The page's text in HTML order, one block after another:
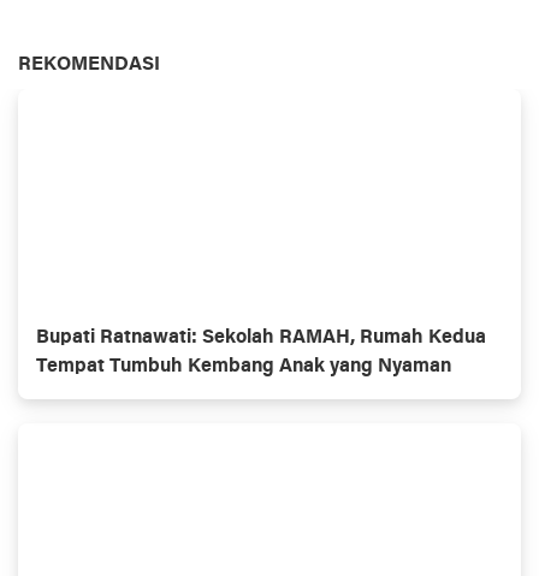
REKOMENDASI
Bupati Ratnawati: Sekolah RAMAH, Rumah Kedua
Tempat Tumbuh Kembang Anak yang Nyaman